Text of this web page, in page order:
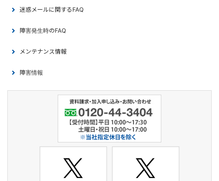
迷惑メールに関するFAQ
障害発生時のFAQ
メンテナンス情報
障害情報